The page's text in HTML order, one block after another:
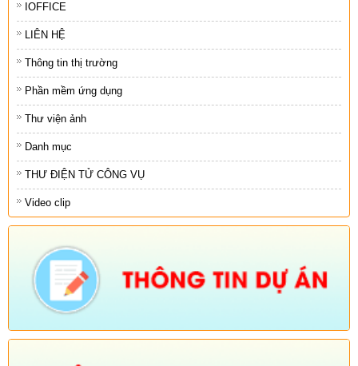
IOFFICE
LIÊN HỆ
Thông tin thị trường
Phần mềm ứng dụng
Thư viện ảnh
Danh mục
THƯ ĐIỆN TỬ CÔNG VỤ
Video clip